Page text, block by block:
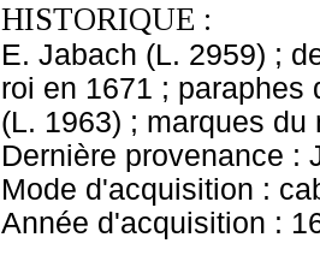
HISTORIQUE :
E. Jabach (L. 2959) ;
roi en 1671 ; paraphes
(L. 1963) ; marques
Dernière provenance :
Mode d'acquisition :
Année d'acquisition :